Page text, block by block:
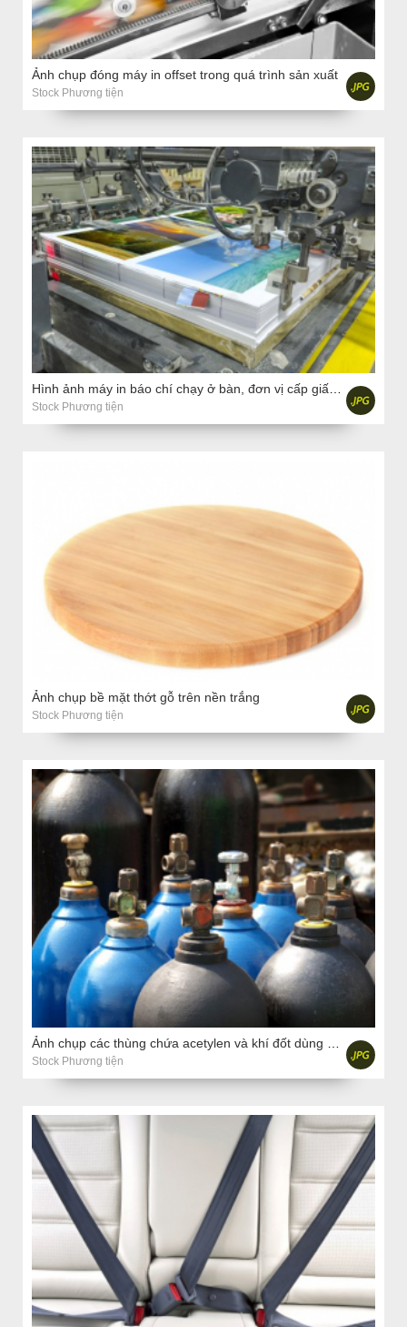
Ảnh chụp đóng máy in offset trong quá trình sản xuất
Stock Phương tiện
Hình ảnh máy in báo chí chạy ở bàn, đơn vị cấp giấy tờ in ấn
Stock Phương tiện
Ảnh chụp bề mặt thớt gỗ trên nền trắng
Stock Phương tiện
Stock Phương tiện